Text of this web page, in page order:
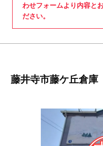
わせフォームより内容と
ださい。
藤井寺市藤ケ丘倉庫